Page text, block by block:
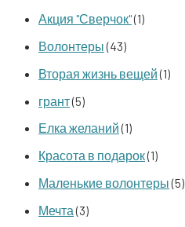
Акция "Сверчок"(1)
Волонтеры(43)
Вторая жизнь вещей(1)
грант(5)
Елка желаний(1)
Красота в подарок(1)
Маленькие волонтеры(5)
Мечта(3)